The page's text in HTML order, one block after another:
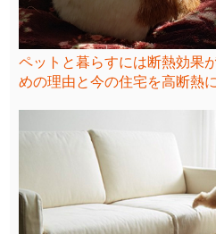
ペットと暮らすには断熱効果
めの理由と今の住宅を高断熱